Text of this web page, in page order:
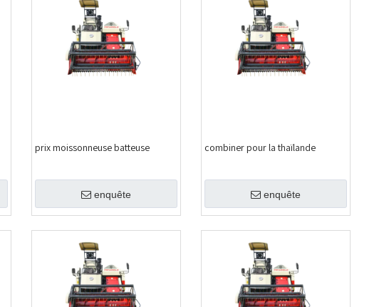
prix moissonneuse batteuse
enquête
combiner pour la thaïlande
enquête